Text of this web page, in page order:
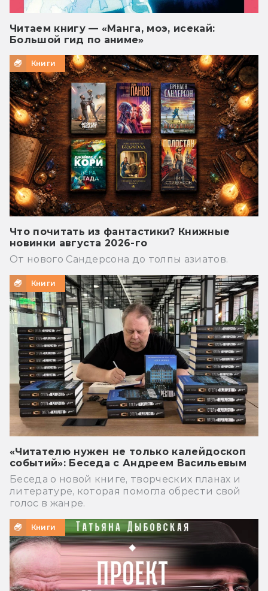
Читаем книгу — «Манга, моэ, исекай:
Большой гид по аниме»
Книги
Что почитать из фантастики? Книжные
новинки августа 2026-го
От нового Сандерсона до толпы азиатов.
Книги
«Читателю нужен не только калейдоскоп
событий»: Беседа с Андреем Васильевым
Беседа о новой книге, творческих планах и
литературе, которая помогла обрести свой
голос в жанре.
Книги